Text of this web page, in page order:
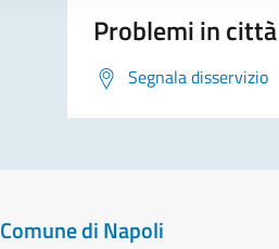
Problemi in città
Segnala disservizio
Comune di Napoli